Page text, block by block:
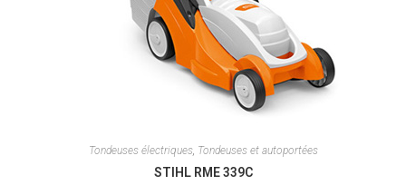
Tondeuses électriques, Tondeuses et autoportées
STIHL RME 339C